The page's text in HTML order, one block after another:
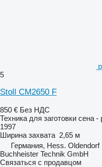
5
Stoll CM2650 F
850 € Без НДС
Техника для заготовки сена -
1997
Ширина захвата 2,65 м
Германия, Hess. Oldendorf
Buchheister Technik GmbH
Связаться с продавцом